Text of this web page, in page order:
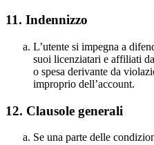
11. Indennizzo
L’utente si impegna a
suoi licenziatari e affiliati
o spesa derivante da
improprio dell’account.
12. Clausole generali
Se una parte delle